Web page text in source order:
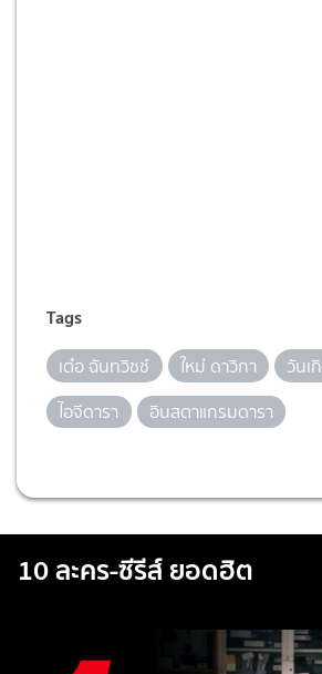
Tags
เต๋อ ฉันทวิชช์ ใหม่ ดาวิกา วันเ
ไอจีดารา
อินสตาแกรมดารา
10 ละคร-ซีรีส์ ยอดฮิต